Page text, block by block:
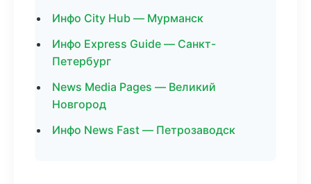
Инфо City Hub — Мурманск
Инфо Express Guide — Санкт-
Петербург
News Media Pages — Великий
Новгород
Инфо News Fast — Петрозаводск